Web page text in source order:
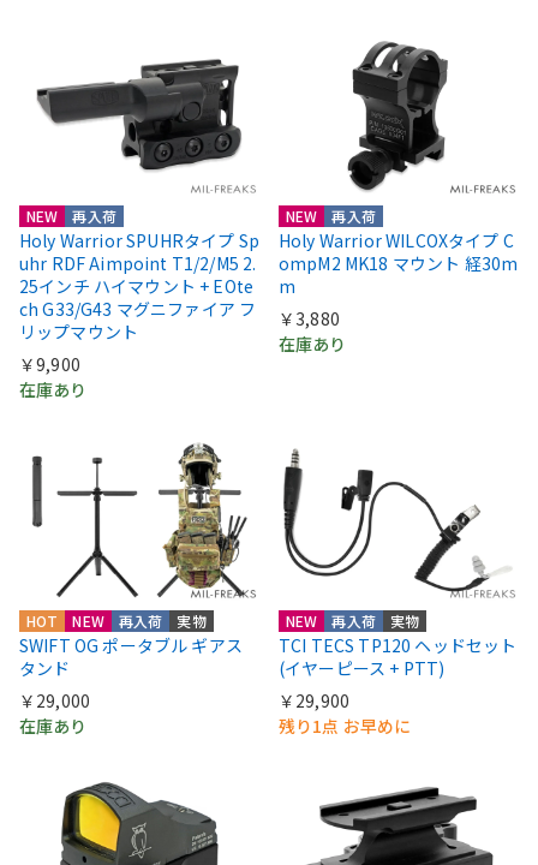
NEW 再入荷
Holy Warrior SPUHRタイプ Sp
uhr RDF Aimpoint T1/2/M5 2.
25インチ ハイマウント + EOte
ch G33/G43 マグニファイア フ
リップマウント
￥9,900
在庫あり
NEW 再入荷
Holy Warrior WILCOXタイプ C
ompM2 MK18 マウント 経30m
m
￥3,880
在庫あり
HOT NEW 再入荷 実物
SWIFT OG ポータブル ギアス
タンド
￥29,000
在庫あり
NEW 再入荷 実物
TCI TECS TP120 ヘッドセット
(イヤーピース + PTT)
￥29,900
残り1点 お早めに